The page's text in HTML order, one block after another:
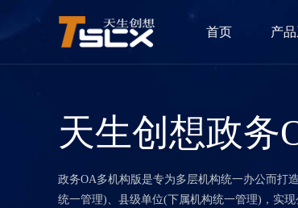
首页 产品
天生创想政务
政务OA多机构版是专为多层机构统一办公而打
统一管理)、县级单位(下属机构统一管理)，实